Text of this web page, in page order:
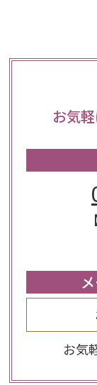
お気
お気